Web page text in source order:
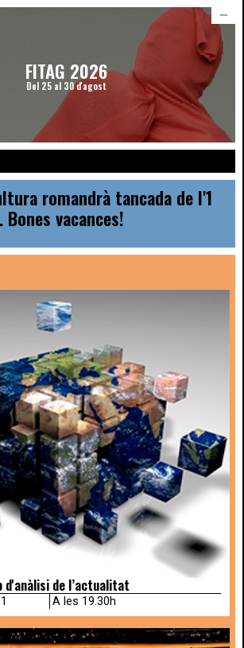
menú
FITAG 2026
Del 25 al 30 d'agost
romandrà tancada de l'1
vacances!
d'anàlisi de l’actualitat
A les 19.30h